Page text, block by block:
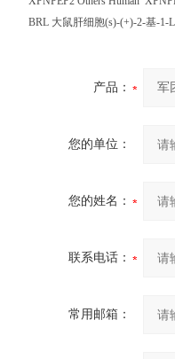
BRL 大鼠肝细胞(s)-(+)-2-基-1-
产品：
您的单位：
您的姓名：
联系电话：
常用邮箱：